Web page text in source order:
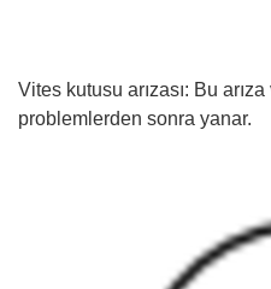
Vites kutusu arızası: Bu
problemlerden sonra yanar.